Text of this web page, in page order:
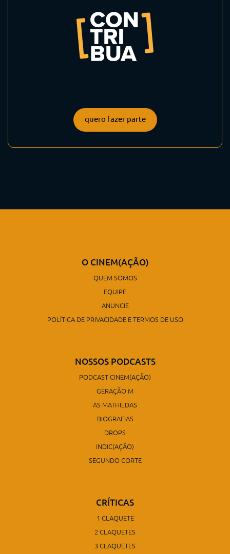
quero fazer parte
O CINEM(AÇÃO)
QUEM SOMOS
EQUIPE
ANUNCIE
POLÍTICA DE PRIVACIDADE E TERMOS DE USO
NOSSOS PODCASTS
PODCAST CINEM(AÇÃO)
GERAÇÃO M
AS MATHILDAS
BIOGRAFIAS
DROPS
INDIC(AÇÃO)
SEGUNDO CORTE
CRÍTICAS
1 CLAQUETE
2 CLAQUETES
3 CLAQUETES